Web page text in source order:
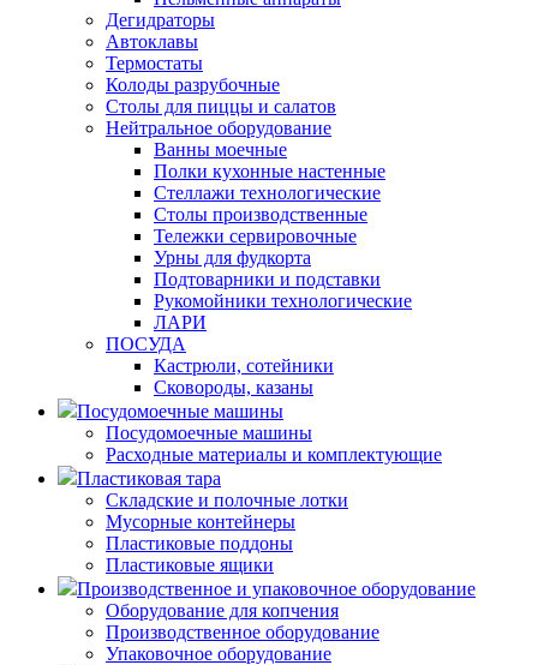
Дегидраторы
Автоклавы
Термостаты
Колоды разрубочные
Столы для пиццы и салатов
Нейтральное оборудование
Ванны моечные
Полки кухонные настенные
Стеллажи технологические
Столы производственные
Тележки сервировочные
Урны для фудкорта
Подтоварники и подставки
Рукомойники технологические
ЛАРИ
ПОСУДА
Кастрюли, сотейники
Сковороды, казаны
Посудомоечные машины
Посудомоечные машины
Расходные материалы и комплектующие
Пластиковая тара
Складские и полочные лотки
Мусорные контейнеры
Пластиковые поддоны
Пластиковые ящики
Производственное и упаковочное оборудование
Оборудование для копчения
Производственное оборудование
Упаковочное оборудование